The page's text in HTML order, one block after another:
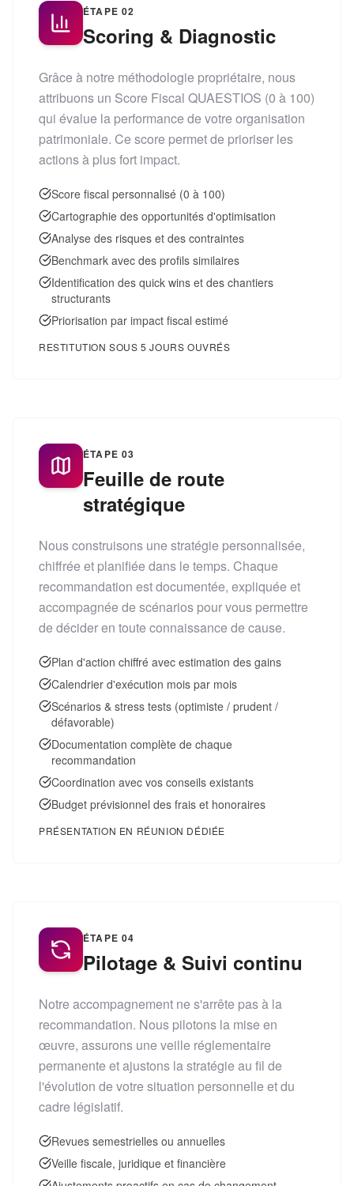
ÉTAPE02
Scoring & Diagnostic
Grâce à notre méthodologie propriétaire, nous
attribuons un Score Fiscal QUAESTIOS (0 à 100)
qui évalue la performance de votre organisation
patrimoniale. Ce score permet de prioriser les
actions à plus fort impact.
Score fiscal personnalisé (0 à 100)
Cartographie des opportunités d'optimisation
Analyse des risques et des contraintes
Benchmark avec des profils similaires
Identification des quick wins et des chantiers
structurants
Priorisation par impact fiscal estimé
RESTITUTION SOUS 5 JOURS OUVRÉS
ÉTAPE03
Feuille de route
stratégique
Nous construisons une stratégie personnalisée,
chiffrée et planifiée dans le temps. Chaque
recommandation est documentée, expliquée et
accompagnée de scénarios pour vous permettre
de décider en toute connaissance de cause.
Plan d'action chiffré avec estimation des gains
Calendrier d'exécution mois par mois
Scénarios & stress tests (optimiste / prudent /
défavorable)
Documentation complète de chaque
recommandation
Coordination avec vos conseils existants
Budget prévisionnel des frais et honoraires
PRÉSENTATION EN RÉUNION DÉDIÉE
ÉTAPE04
Pilotage & Suivi continu
Notre accompagnement ne s'arrête pas à la
recommandation. Nous pilotons la mise en
œuvre, assurons une veille réglementaire
permanente et ajustons la stratégie au fil de
l'évolution de votre situation personnelle et du
cadre législatif.
Revues semestrielles ou annuelles
Veille fiscale, juridique et financière